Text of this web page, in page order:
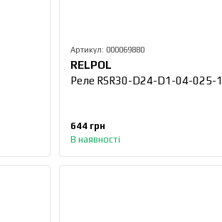
Артикул: 000069880
RELPOL
Реле RSR30-D24-D1-04-025-1
644 грн
В наявності